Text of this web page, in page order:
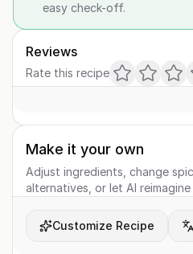
easy check-off.
Reviews
Rate this recipe
Make it your own
Adjust ingredients, change
alternatives, or let AI
Customize Recipe